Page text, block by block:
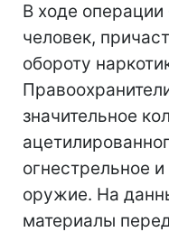
В ходе
человек,
обороту
значительное
огнестрельное
оружие. На
материалы